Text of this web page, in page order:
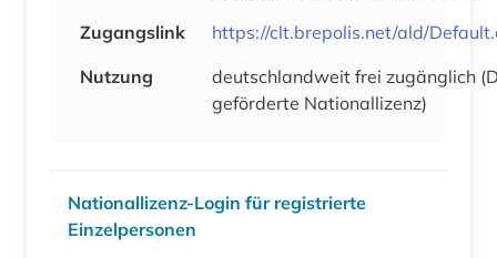
Zugangslink
https://clt.brepolis.net/ald/
Nutzung
deutschlandweit frei zugänglich
geförderte Nationallizenz)
Nationallizenz-Login für registrierte
Einzelpersonen